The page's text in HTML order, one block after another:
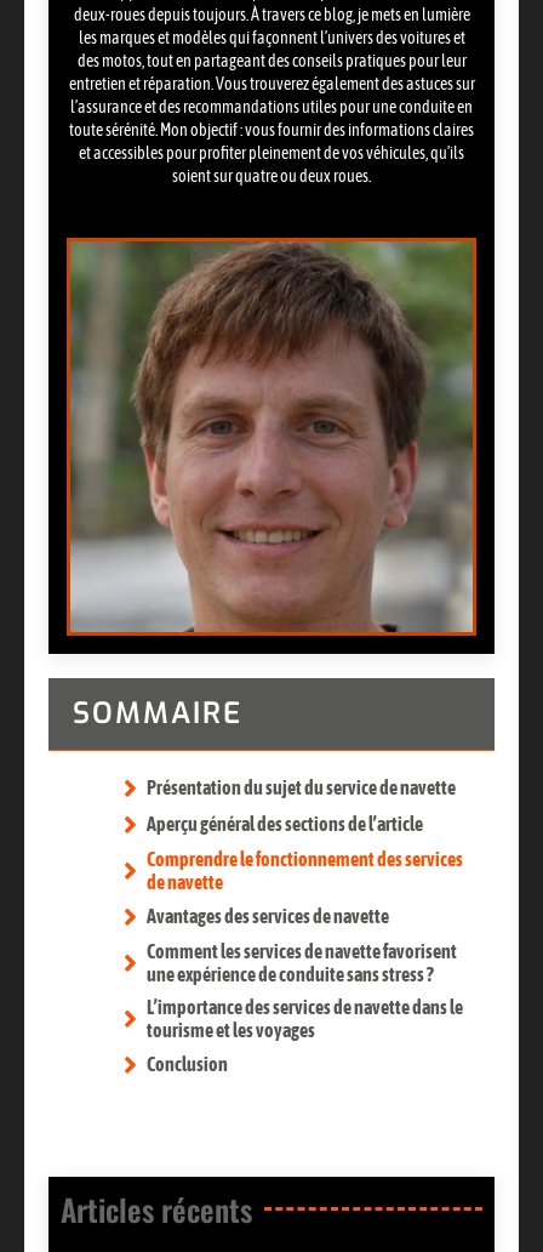
deux-roues depuis toujours. À travers ce blog, je mets en lumière
les marques et modèles qui façonnent l’univers des voitures et
des motos, tout en partageant des conseils pratiques pour leur
entretien et réparation. Vous trouverez également des astuces sur
l’assurance et des recommandations utiles pour une conduite en
toute sérénité. Mon objectif : vous fournir des informations claires
et accessibles pour profiter pleinement de vos véhicules, qu’ils
soient sur quatre ou deux roues.
SOMMAIRE
Présentation du sujet du service de navette
Aperçu général des sections de l’article
Comprendre le fonctionnement des services
de navette
Avantages des services de navette
Comment les services de navette favorisent
une expérience de conduite sans stress ?
L’importance des services de navette dans le
tourisme et les voyages
Conclusion
Articles récents​